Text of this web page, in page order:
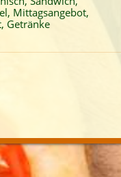
Schwäbisch
um :
Mittagsangebot,
Getränke